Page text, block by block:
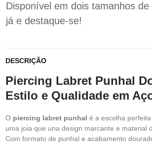
Disponível em dois tamanhos
já e destaque-se!
DESCRIÇÃO
Piercing Labret Punhal
Estilo e Qualidade em
O piercing labret punhal é a escolha
uma joia que una design marcante e material
Com formato de punhal e acabamento